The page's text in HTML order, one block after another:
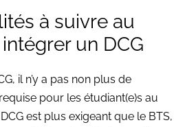
à suivre au
un DCG
il n’y a pas non plus de
pour les étudiant(e)s au
est plus exigeant que le BTS,